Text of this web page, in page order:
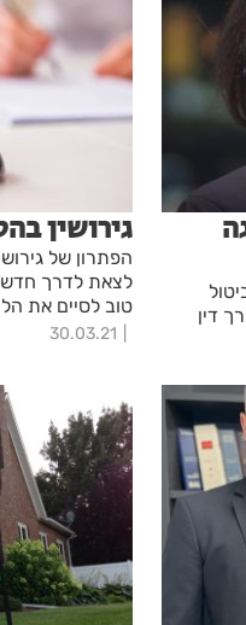
דין
גירושין
הפתרון של
לצאת לדרך
טוב לסיים את
30.03.21